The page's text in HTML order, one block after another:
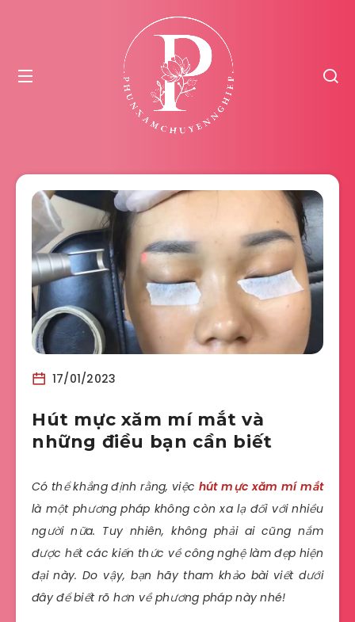
17/01/2023
Hút mực xăm mí mắt và
những điều bạn cần biết
Có thể khẳng định rằng, việc hút mực xăm mí mắt
là một phương pháp không còn xa lạ đối với nhiều
người nữa. Tuy nhiên, không phải ai cũng nắm
được hết các kiến thức về công nghệ làm đẹp hiện
đại này. Do vậy, bạn hãy tham khảo bài viết dưới
đây để biết rõ hơn về phương pháp này nhé!